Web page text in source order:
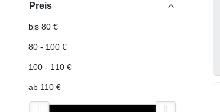
Preis
bis 80 €
80 - 100 €
100 - 110 €
ab 110 €